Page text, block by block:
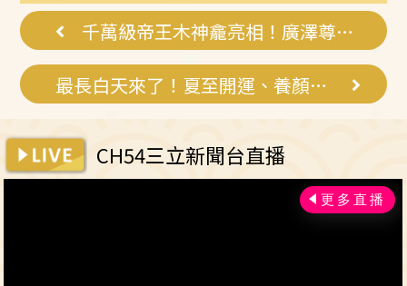
疑人生
囊，瘦出...
千萬級帝王木神龕亮相！廣澤尊王入火安座
最長白天來了！夏至開運、養顏聖品有這些
CH54三立新聞台直播